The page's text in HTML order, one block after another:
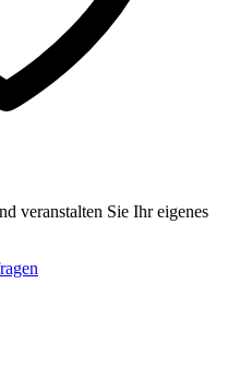
veranstalten Sie Ihr eigenes